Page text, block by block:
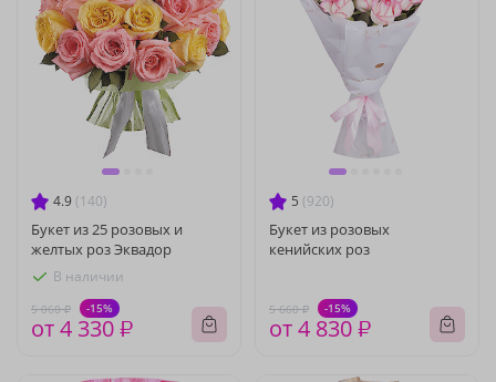
4.9 (140)
Букет из 25 розовых и
желтых роз Эквадор
В наличии
5 060 ₽ -15%
от 4 330 ₽
5 (920)
Букет из розовых
кенийских роз
5 660 ₽ -15%
от 4 830 ₽